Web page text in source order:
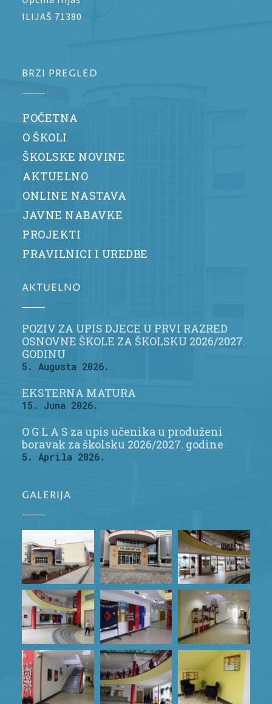
ILIJAŠ 71380
BRZI PREGLED
POČETNA
O ŠKOLI
ŠKOLSKE NOVINE
AKTUELNO
ONLINE NASTAVA
JAVNE NABAVKE
PROJEKTI
PRAVILNICI I UREDBE
AKTUELNO
POZIV ZA UPIS DJECE U PRVI RAZRED
OSNOVNE ŠKOLE ZA ŠKOLSKU 2026/2027.
GODINU
5. Augusta 2026.
EKSTERNA MATURA
15. Juna 2026.
O G L A S za upis učenika u produženi
boravak za školsku 2026/2027. godine
5. Aprila 2026.
GALERIJA